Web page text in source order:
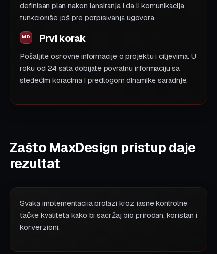
definisan plan nakon lansiranja i da li komunikacija
funkcioniše još pre potpisivanja ugovora.
Prvi korak
Pošaljite osnovne informacije o projektu i ciljevima. U
roku od 24 sata dobijate povratnu informaciju sa
sledećim koracima i predlogom dinamike saradnje.
Zašto MaxDesign pristup daje
rezultat
Svaka implementacija prolazi kroz jasne kontrolne
tačke kvaliteta kako bi sadržaj bio prirodan, koristan i
konverzioni.